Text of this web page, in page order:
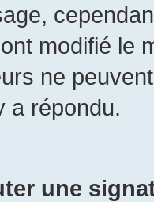
ont modifié le
ne
a répondu.
une